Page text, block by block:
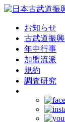
お知らせ
古武道振
年中行事
加盟流派
規約
調査研究